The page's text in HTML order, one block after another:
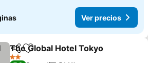
Ver precios
Compartir
Agregar a favoritos
The Global Hotel Tokyo
2 Estrellas